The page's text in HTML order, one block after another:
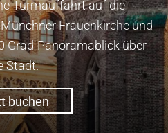
Turmauffahrt auf die
Frauenkirche und
Grad-Panoramablick über
Stadt.
buchen